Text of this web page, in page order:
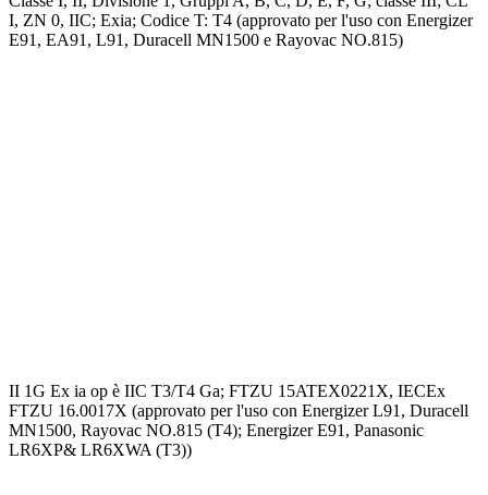
I, ZN 0, IIC; Exia; Codice T: T4 (approvato per l'uso con Energizer
E91, EA91, L91, Duracell MN1500 e Rayovac NO.815)
II 1G Ex ia op è IIC T3/T4 Ga; FTZU 15ATEX0221X, IECEx
FTZU 16.0017X (approvato per l'uso con Energizer L91, Duracell
MN1500, Rayovac NO.815 (T4); Energizer E91, Panasonic
LR6XP& LR6XWA (T3))